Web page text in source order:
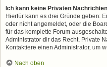
Ich kann keine Privaten
Hierfür kann es drei Gründe geben:
oder nicht angemeldet, oder die
für das komplette Forum
Administrator dir das Recht, Private
Kontaktiere einen Administrator, um
Nach oben